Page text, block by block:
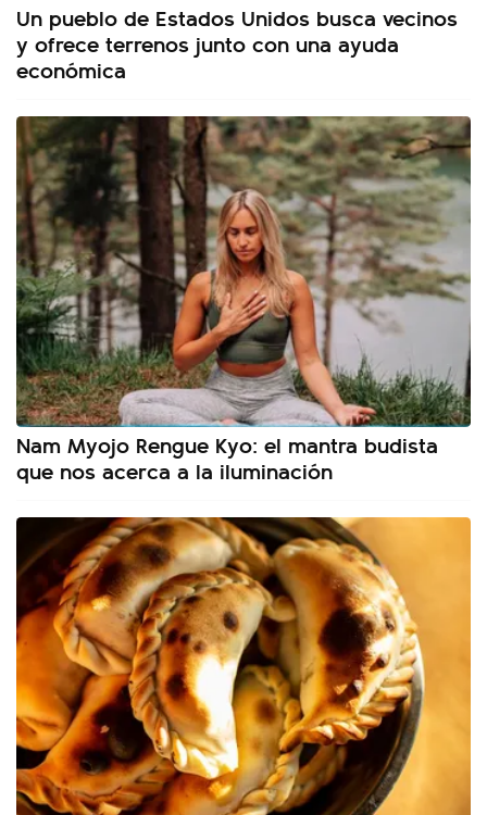
Un pueblo de Estados Unidos busca vecinos
y ofrece terrenos junto con una ayuda
económica
Nam Myojo Rengue Kyo: el mantra budista
que nos acerca a la iluminación